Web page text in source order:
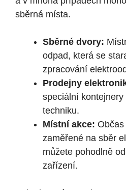
sběrná místa.
Sběrné dvory:
odpad, která se
zpracování
Prodejny
speciální
techniku.
Místní akce:
zaměřené na sběr
můžete pohodlně
zařízení.